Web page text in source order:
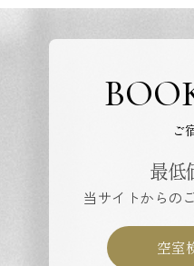
ご
最低
当サイトからの
空室